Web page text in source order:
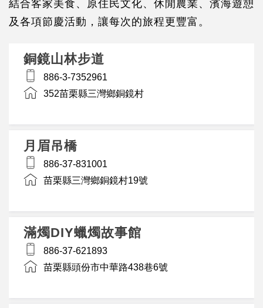
結合客家美食、原住民文化、休閒農業、濱海遊憩
及各項節慶活動，讓每次的旅程更豐富。
銅鏡山林步道
886-3-7352961
352苗栗縣三灣鄉銅鏡村
月眉吊橋
886-37-831001
苗栗縣三灣鄉銅鏡村19號
滿燭DIY蠟燭故事館
886-37-621893
苗栗縣頭份市中華路438巷6號